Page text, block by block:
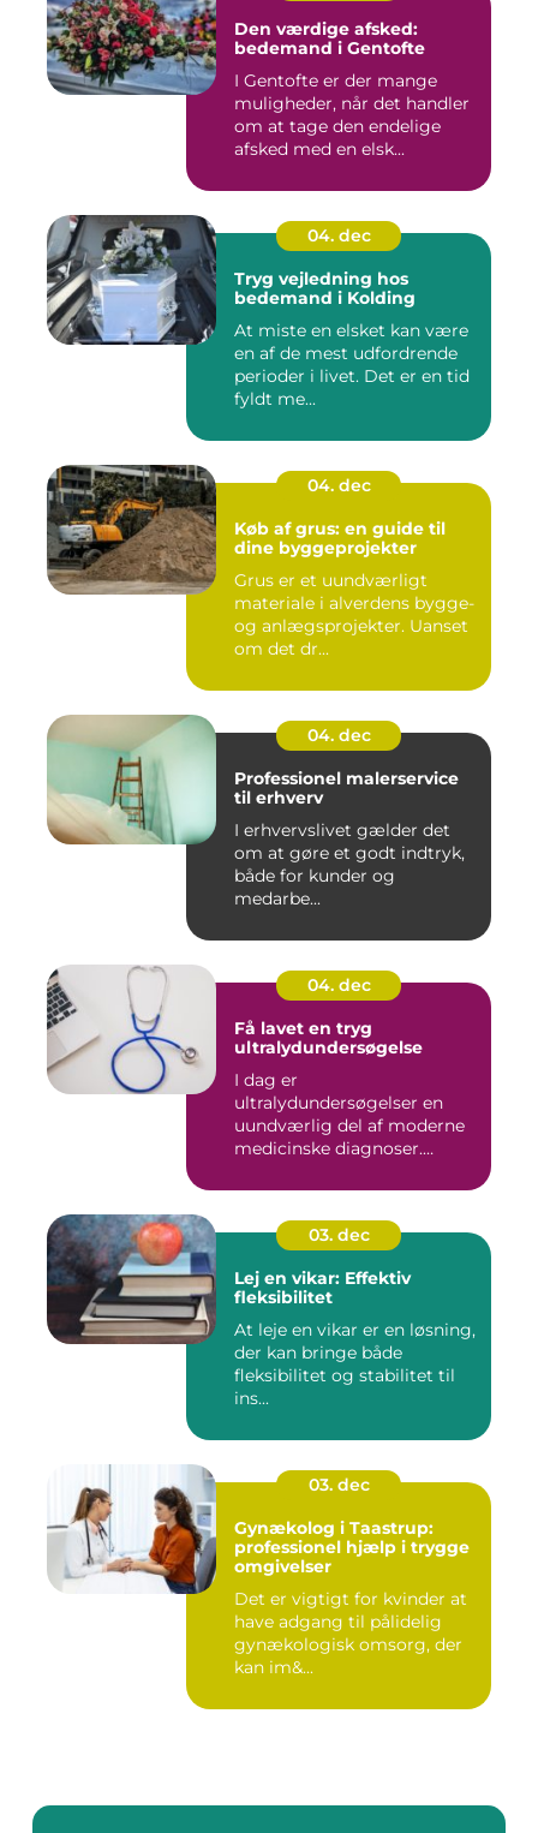
Den værdige afsked:
bedemand i Gentofte
I Gentofte er der mange
muligheder, når det handler
om at tage den endelige
afsked med en elsk...
04. dec
Tryg vejledning hos
bedemand i Kolding
At miste en elsket kan være
en af de mest udfordrende
perioder i livet. Det er en tid
fyldt me...
04. dec
Køb af grus: en guide til
dine byggeprojekter
Grus er et uundværligt
materiale i alverdens bygge-
og anlægsprojekter. Uanset
om det dr...
04. dec
Professionel malerservice
til erhverv
I erhvervslivet gælder det
om at gøre et godt indtryk,
både for kunder og
medarbe...
04. dec
Få lavet en tryg
ultralydundersøgelse
I dag er
ultralydundersøgelser en
uundværlig del af moderne
medicinske diagnoser.
03. dec
Lej en vikar: Effektiv
fleksibilitet
At leje en vikar er en løsning,
der kan bringe både
fleksibilitet og stabilitet til
ins...
03. dec
Gynækolog i Taastrup:
professionel hjælp i trygge
omgivelser
Det er vigtigt for kvinder at
have adgang til pålidelig
gynækologisk omsorg, der
kan im&...